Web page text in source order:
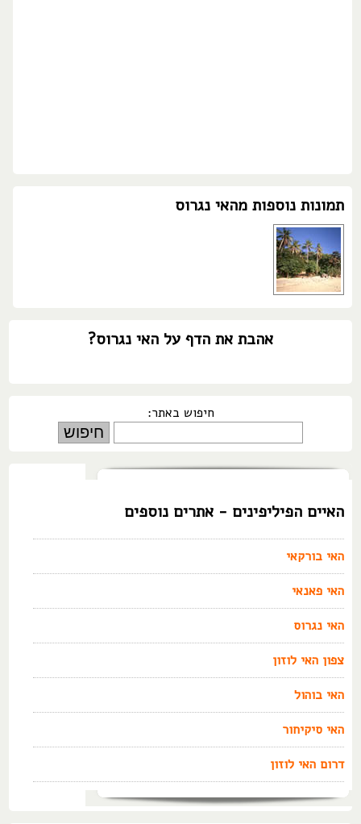
תמונות נוספות מהאי נגרוס
אהבת את הדף על האי נגרוס?
חיפוש באתר:
האיים הפיליפינים - אתרים נוספים
האי בורקאי
האי פאנאי
האי נגרוס
צפון האי לוזון
האי בוהול
האי סיקיחור
דרום האי לוזון